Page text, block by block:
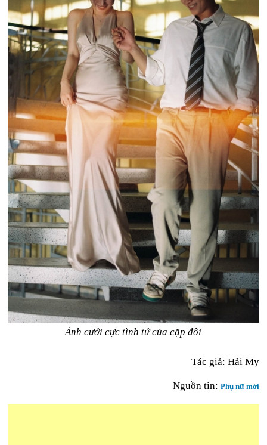
Ảnh cưới cực tình tứ của cặp đôi
Tác giả: Hải My
Nguồn tin: Phụ nữ mới